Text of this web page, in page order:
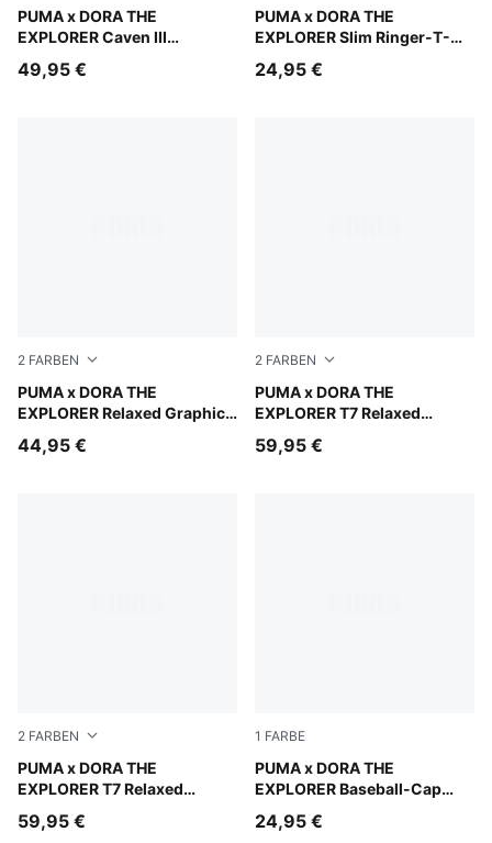
PUMA x DORA THE
EXPLORER Caven III
Mauve Glow-Chambray Blue-Powder Pink
49,95 €
PUMA x DORA THE
EXPLORER Slim Ringer-T-
Puma White
24,95 €
2 FARBEN
PUMA x DORA THE
EXPLORER Relaxed Graphic
Chambray Blue
44,95 €
2 FARBEN
PUMA x DORA THE
EXPLORER T7 Relaxed
Mauve Glow
59,95 €
2 FARBEN
PUMA x DORA THE
EXPLORER T7 Relaxed
Chambray Blue
59,95 €
1 FARBE
PUMA x DORA THE
EXPLORER Baseball-Cap
Mauve Glow-Chambray Blue
24,95 €